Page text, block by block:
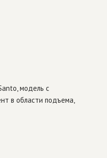
модель с
в области подъема,